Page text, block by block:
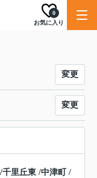
お気に入り
0
変更
変更
/千里丘東 /中津町
/